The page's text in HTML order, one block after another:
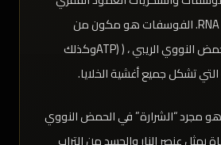
لكل خيط من DNA أو RNA. الفوسفات هو مكون من
الحمض النووي و الحمض النووي الريبي ، ( (ATPوكذلك
تشكل جميع أغشية الخلايا.
مجرد “الشرارة” في الحمض النووي